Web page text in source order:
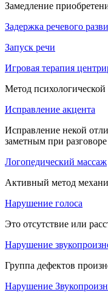
Замедление
Задержка речевого
Запуск речи
Игровая терапия
Метод
Исправление акцента
Исправление некой
заметным при
Логопедический массаж
Активный метод
Нарушение голоса
Это отсутствие или
Нарушение
Группа дефектов
Нарушение